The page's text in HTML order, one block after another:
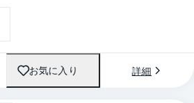
お気に入り 詳細
1 / 0 間取り